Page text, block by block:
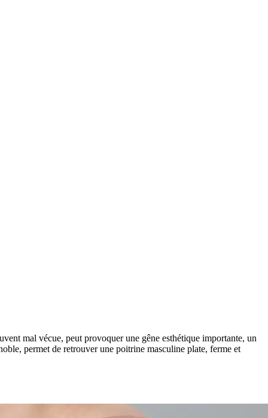
mal vécue, peut provoquer une gêne esthétique importante, un
permet de retrouver une poitrine masculine plate, ferme et